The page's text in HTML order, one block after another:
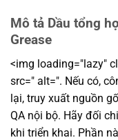
Mô tả Dầu tổng
Grease
<img loading="lazy"
src=" alt=". Nếu có,
lại, truy xuất nguồn
QA nội bộ. Hãy đối
khi triển khai. Phần